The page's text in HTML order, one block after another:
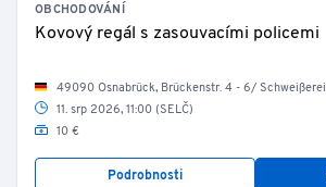
OBCHODOVÁNÍ
Kovový regál s zasouvacími policemi
49090 Osnabrück, Brückenstr. 4 - 6/ Schweißerei
11. srp 2026, 11:00 (SELČ)
10 €
Podrobnosti